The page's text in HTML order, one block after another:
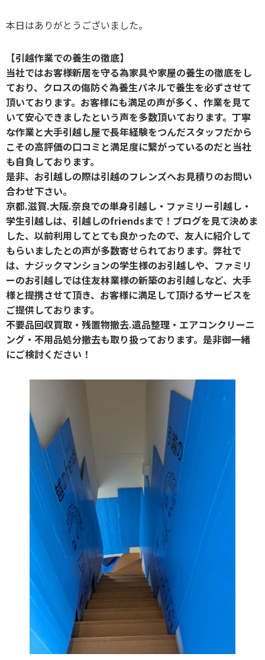
本日はありがとうございました。
【引越作業での養生の徹底】
当社ではお客様新居を守る為家具や家屋の養生の徹底をし
ており、クロスの傷防ぐ為養生パネルで養生を必ずさせて
頂いております。お客様にも満足の声が多く、作業を見て
いて安心できましたという声を多数頂いております。丁寧
な作業と大手引越し屋で長年経験をつんだスタッフだから
こその高評価の口コミと満足度に繋がっているのだと当社
も自負しております。
是非、お引越しの際は引越のフレンズへお見積りのお問い
合わせ下さい。
京都.滋賀.大阪.奈良での単身引越し・ファミリー引越し・
学生引越しは、引越しのfriendsまで！ブログを見て決めま
した、以前利用してとても良かったので、友人に紹介して
もらいましたとの声が多数寄せられております。弊社で
は、ナジックマンションの学生様のお引越しや、ファミリ
ーのお引越しでは住友林業様の新築のお引越しなど、大手
様と提携させて頂き、お客様に満足して頂けるサービスを
ご提供しております。
不要品回収買取・残置物撤去.遺品整理・エアコンクリーニ
ング・不用品処分撤去も取り扱っております。是非御一緒
にご検討ください！